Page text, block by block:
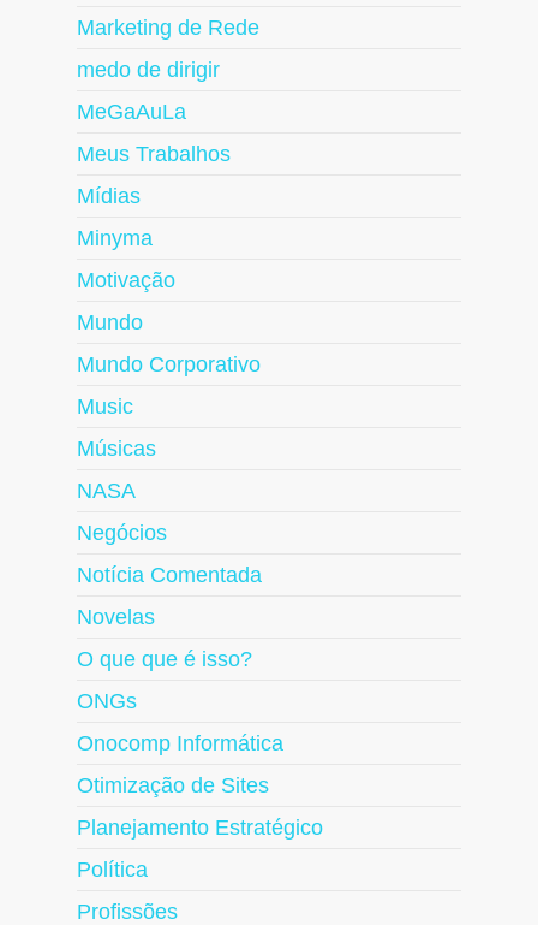
Marketing de Rede
medo de dirigir
MeGaAuLa
Meus Trabalhos
Mídias
Minyma
Motivação
Mundo
Mundo Corporativo
Music
Músicas
NASA
Negócios
Notícia Comentada
Novelas
O que que é isso?
ONGs
Onocomp Informática
Otimização de Sites
Planejamento Estratégico
Política
Profissões